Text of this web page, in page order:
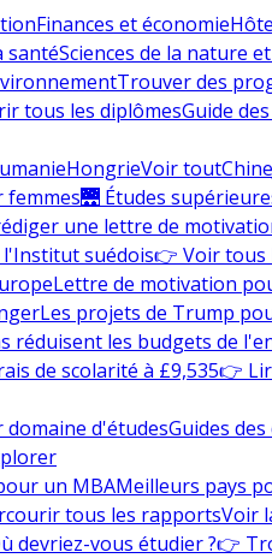
Finances et économie
santéSciences de la nature
Trouver des
tous les diplômesGuide
HongrieVoir toutChine
femmes🌉 Études
une lettre de
suédois👉 Voir tous
Lettre de motivation
Les projets de Trump
réduisent les budgets de
de scolarité à £9,535👉
domaine d'étudesGuides
un MBAMeilleurs pays
tous les rapportsVoir
devriez-vous étudier ?👉